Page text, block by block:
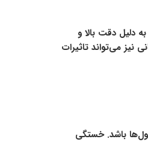
دلیل دقت بالا و
نیز می‌تواند تاثیرات
باشد. خستگی